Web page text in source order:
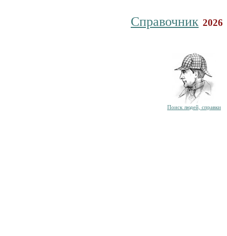
Справочник 2026
Поиск людей, справки